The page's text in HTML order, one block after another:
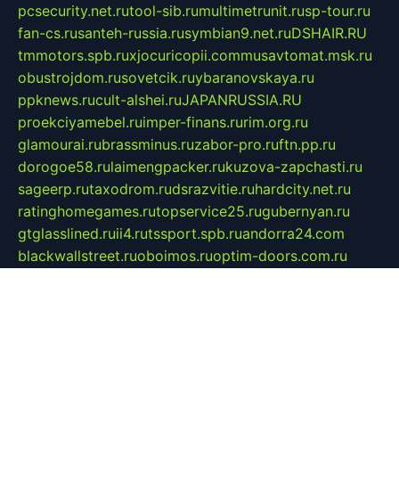
pcsecurity.net.rutool-sib.rumultimetrunit.rusp-tour.ru
fan-cs.rusanteh-russia.rusymbian9.net.ruDSHAIR.RU
tmmotors.spb.ruxjocuricopii.commusavtomat.msk.ru
obustrojdom.rusovetcik.ruybaranovskaya.ru
ppknews.rucult-alshei.ruJAPANRUSSIA.RU
proekciyamebel.ruimper-finans.rurim.org.ru
glamourai.rubrassminus.ruzabor-pro.ruftn.pp.ru
dorogoe58.rulaimengpacker.rukuzova-zapchasti.ru
sageerp.rutaxodrom.rudsrazvitie.ruhardcity.net.ru
ratinghomegames.rutopservice25.rugubernyan.ru
gtglasslined.ruii4.rutssport.spb.ruandorra24.com
blackwallstreet.ruoboimos.ruoptim-doors.com.ru